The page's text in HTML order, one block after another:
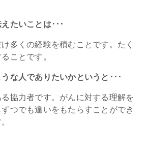
たいことは･･･
多くの経験を積むことです。たく
ことです。
な人でありたいかというと･･･
協力者です。がんに対する理解を
つでも違いをもたらすことができ